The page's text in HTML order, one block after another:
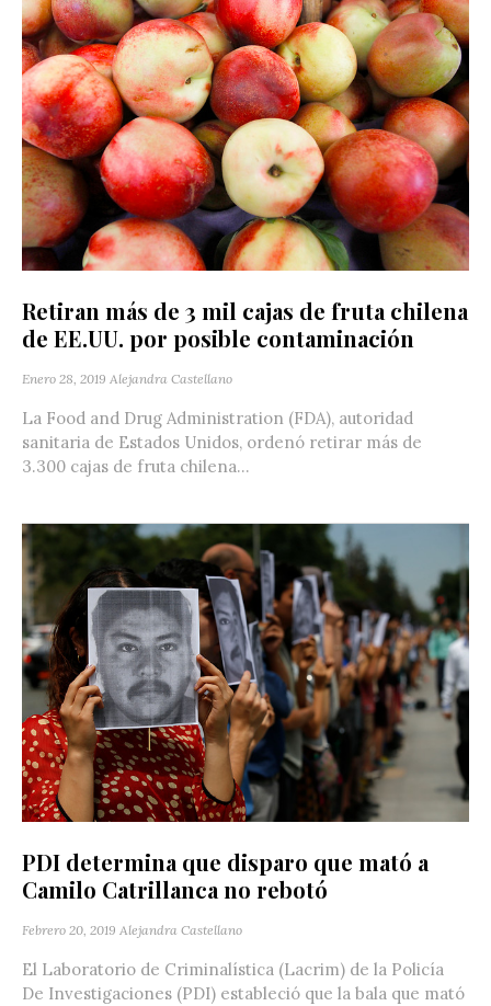
Retiran más de 3 mil cajas de fruta chilena
de EE.UU. por posible contaminación
Enero 28, 2019 Alejandra Castellano
La Food and Drug Administration (FDA), autoridad
sanitaria de Estados Unidos, ordenó retirar más de
3.300 cajas de fruta chilena...
PDI determina que disparo que mató a
Camilo Catrillanca no rebotó
Febrero 20, 2019 Alejandra Castellano
El Laboratorio de Criminalística (Lacrim) de la Policía
De Investigaciones (PDI) estableció que la bala que mató